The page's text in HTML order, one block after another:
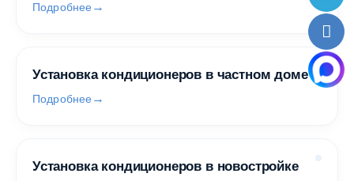
Подробнее
Установка кондиционеров в частном доме
Подробнее
Установка кондиционеров в новостройке